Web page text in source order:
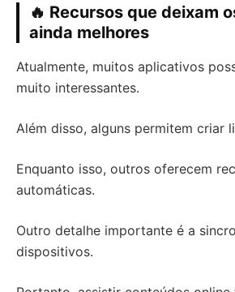
🔥 Recursos que deixam
ainda melhores
Atualmente, muitos aplicativos
muito interessantes.
Além disso, alguns permitem criar
Enquanto isso, outros oferecem
automáticas.
Outro detalhe importante é a
dispositivos.